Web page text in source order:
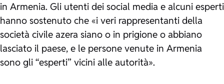
in Armenia. Gli utenti dei social media e alcuni esperti
hanno sostenuto che «i veri rappresentanti della
società civile azera siano o in prigione o abbiano
lasciato il paese, e le persone venute in Armenia
sono gli “esperti” vicini alle autorità».